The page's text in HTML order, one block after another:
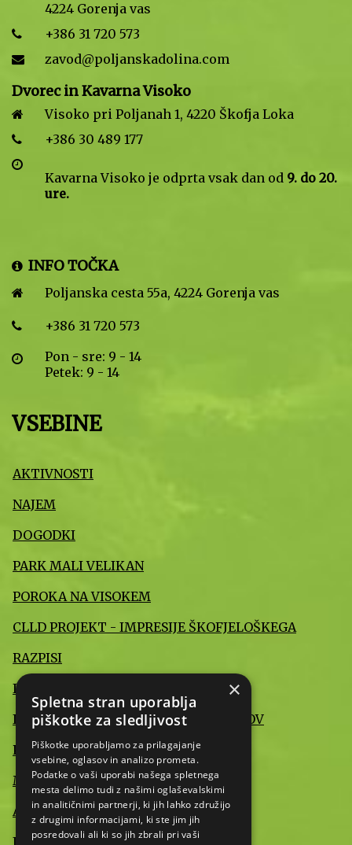
4224 Gorenja vas
+386 31 720 573
zavod@poljanskadolina.com
Dvorec in Kavarna Visoko
Visoko pri Poljanah 1, 4220 Škofja Loka
+386 30 489 177
Kavarna Visoko je odprta vsak dan od 9. do 20.
ure.
INFO TOČKA
Poljanska cesta 55a, 4224 Gorenja vas
+386 31 720 573
Pon - sre: 9 - 14
Petek: 9 - 14
VSEBINE
AKTIVNOSTI
NAJEM
DOGODKI
PARK MALI VELIKAN
POROKA NA VISOKEM
CLLD PROJEKT - IMPRESIJE ŠKOFJELOŠKEGA
RAZPISI
INFORMACIJE JAVNEGA ZNAČAJA
IZJAVA O VARSTVU OSEBNIH PODATKOV
POMEMBNE INFORMACIJE
MEDIJI O NAS
AKTUALNO
×
Spletna stran uporablja
piškotke za sledljivost
Piškotke uporabljamo za prilagajanje
vsebine, oglasov in analizo prometa.
Podatke o vaši uporabi našega spletnega
mesta delimo tudi z našimi oglaševalskimi
in analitičnimi partnerji, ki jih lahko združijo
z drugimi informacijami, ki ste jim jih
posredovali ali ki so jih zbrali pri vaši